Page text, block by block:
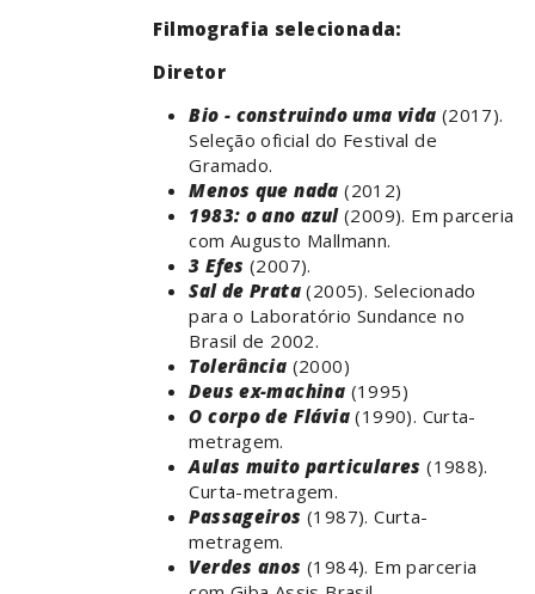
Filmografia selecionada:
Diretor
Bio - construindo uma vida (2017).
Seleção oficial do Festival de
Gramado.
Menos que nada (2012)
1983: o ano azul(2009). Em parceria
com Augusto Mallmann.
3 Efes (2007).
Sal de Prata (2005). Selecionado
para o Laboratório Sundance no
Brasil de 2002.
Tolerância (2000)
Deus ex-machina (1995)
O corpo de Flávia (1990). Curta-
metragem.
Aulas muito particulares (1988).
Curta-metragem.
Passageiros (1987). Curta-
metragem.
Verdes anos (1984). Em parceria